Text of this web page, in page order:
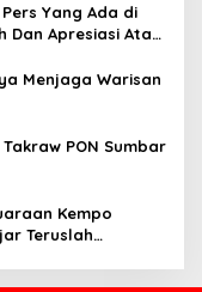
Yang Ada di
Dan Apresiasi Atas
Menjaga Warisan
PON Sumbar
Kempo